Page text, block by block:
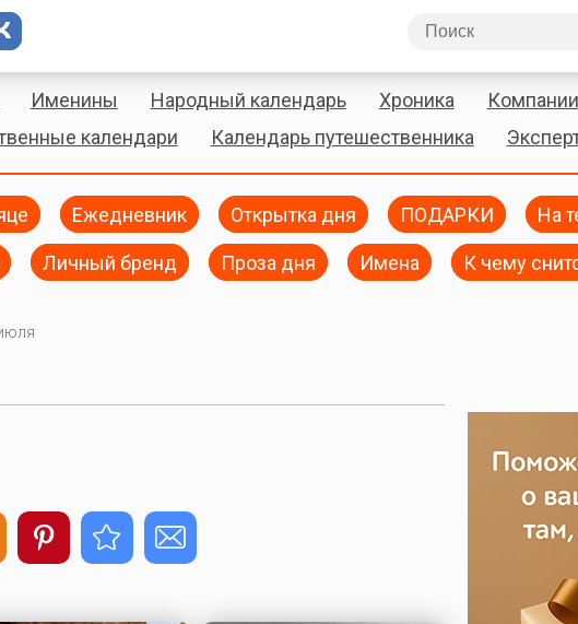
Именины Народный календарь Хроника Компании
календари Календарь путешественника
Ежедневник Открытка дня ПОДАРКИ На
Личный бренд Проза дня Имена К чему